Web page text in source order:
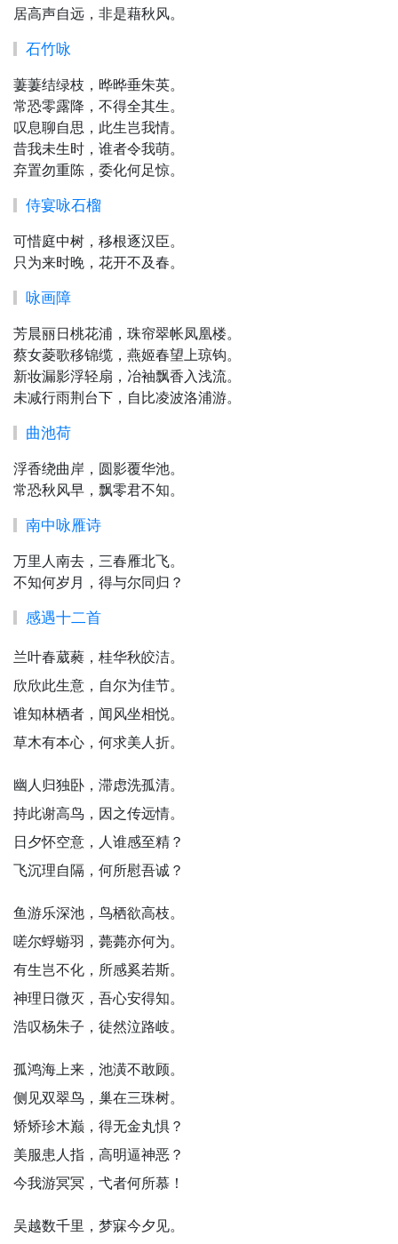
居高声自远，非是藉秋风。
石竹咏
萋萋结绿枝，晔晔垂朱英。
常恐零露降，不得全其生。
叹息聊自思，此生岂我情。
昔我未生时，谁者令我萌。
弃置勿重陈，委化何足惊。
侍宴咏石榴
可惜庭中树，移根逐汉臣。
只为来时晚，花开不及春。
咏画障
芳晨丽日桃花浦，珠帘翠帐凤凰楼。
蔡女菱歌移锦缆，燕姬春望上琼钩。
新妆漏影浮轻扇，冶袖飘香入浅流。
未减行雨荆台下，自比凌波洛浦游。
曲池荷
浮香绕曲岸，圆影覆华池。
常恐秋风早，飘零君不知。
南中咏雁诗
万里人南去，三春雁北飞。
不知何岁月，得与尔同归？
感遇十二首
兰叶春葳蕤，桂华秋皎洁。
欣欣此生意，自尔为佳节。
谁知林栖者，闻风坐相悦。
草木有本心，何求美人折。
幽人归独卧，滞虑洗孤清。
持此谢高鸟，因之传远情。
日夕怀空意，人谁感至精？
飞沉理自隔，何所慰吾诚？
鱼游乐深池，鸟栖欲高枝。
嗟尔蜉蝣羽，薨薨亦何为。
有生岂不化，所感奚若斯。
神理日微灭，吾心安得知。
浩叹杨朱子，徒然泣路岐。
孤鸿海上来，池潢不敢顾。
侧见双翠鸟，巢在三珠树。
矫矫珍木巅，得无金丸惧？
美服患人指，高明逼神恶？
今我游冥冥，弋者何所慕！
吴越数千里，梦寐今夕见。